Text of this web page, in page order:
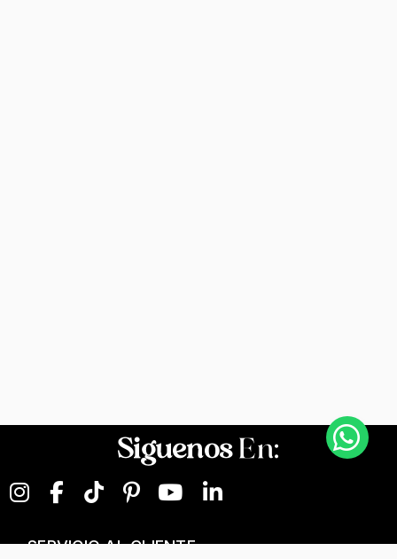
SiguenosEn:
SERVICIO AL CLIENTE